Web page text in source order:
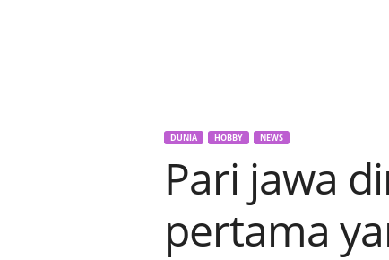
DUNIA HOBBY NEWS
Pari jawa
pertama